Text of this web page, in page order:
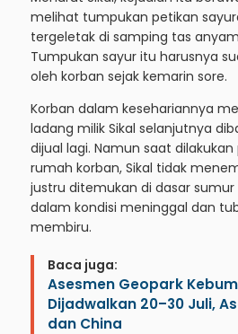
melihat tumpukan petikan
tergeletak di samping tas
Tumpukan sayur itu harusnya
oleh korban sejak kemarin sore.
Korban dalam kesehariannya
ladang milik Sikal selanjutnya
dijual lagi. Namun saat
rumah korban, Sikal tidak
justru ditemukan di dasar
dalam kondisi meninggal dan
membiru.
Baca juga:
Asesmen Geopark
Dijadwalkan 20–30 Juli,
dan China